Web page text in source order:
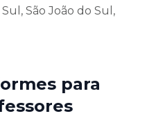
São João do Sul,
para